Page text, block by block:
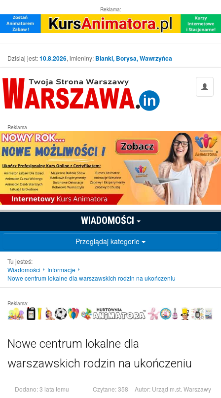
Reklama:
Dzisiaj jest:10.8.2026, imieniny: Bianki, Borysa, Wawrzyńca
Reklama
WIADOMOŚCI
Przeglądaj kategorie
Tu jesteś:
Wiadomości
Informacje
Nowe centrum lokalne dla warszawskich rodzin na ukończeniu
Reklama:
Nowe centrum lokalne dla
warszawskich rodzin na ukończeniu
Dodano: 3 lata temu Czytane: 358 Autor: Urząd m.st. Warszawy